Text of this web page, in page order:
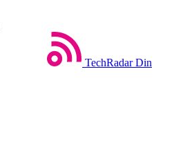
TechRadar Din